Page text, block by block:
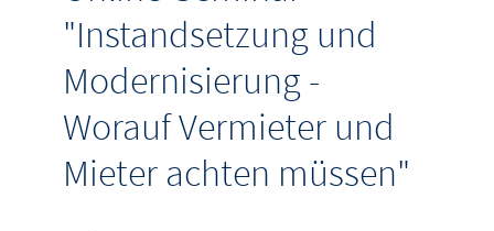
"Instandsetzung und
Modernisierung -
Worauf Vermieter und
Mieter achten müssen"